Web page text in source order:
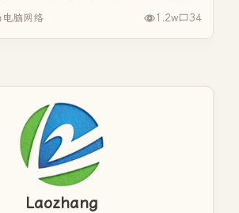
tiny rss、freshrss进行了简单说明。其
电脑网络 1.2w 34
Laozhang